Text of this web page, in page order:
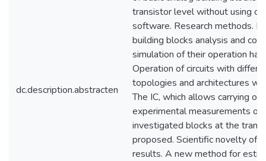
dc.description.abstracten
transistor level without using of
software. Research methods.
building blocks analysis and
simulation of their operation
Operation of circuits with
topologies and architectures
The IC, which allows carrying out
experimental measurements of
investigated blocks at the
proposed. Scientific novelty of
results. A new method for